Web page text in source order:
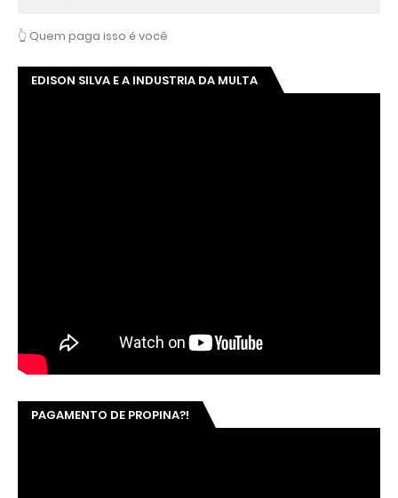
👆 Quem paga isso é você
EDISON SILVA E A INDUSTRIA DA MULTA
PAGAMENTO DE PROPINA?!